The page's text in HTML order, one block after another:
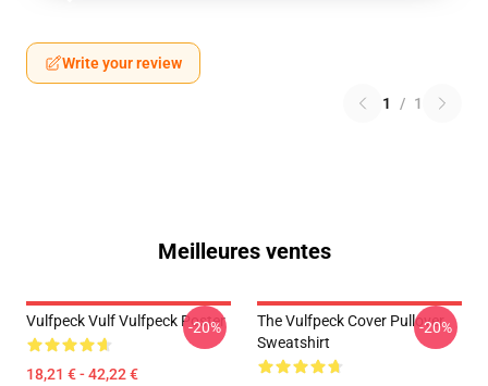
Write your review
1 / 1
Meilleures ventes
Vulfpeck Vulf Vulfpeck Poster
18,21 € - 42,22 €
-20%
The Vulfpeck Cover Pullover
Sweatshirt
-20%